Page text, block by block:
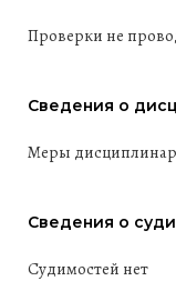
Проверки не
Сведения о
Меры
Сведения о
Судимостей нет